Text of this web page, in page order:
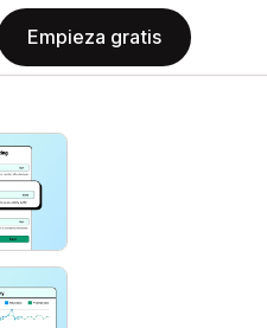
Empieza gratis